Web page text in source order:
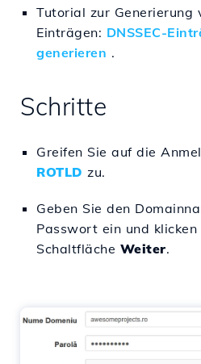
Tutorial zur Generierung
Einträgen: DNSSEC-
generieren .
Schritte
Greifen Sie auf die
ROTLD zu.
Geben Sie den
Passwort ein und
Schaltfläche Weiter.